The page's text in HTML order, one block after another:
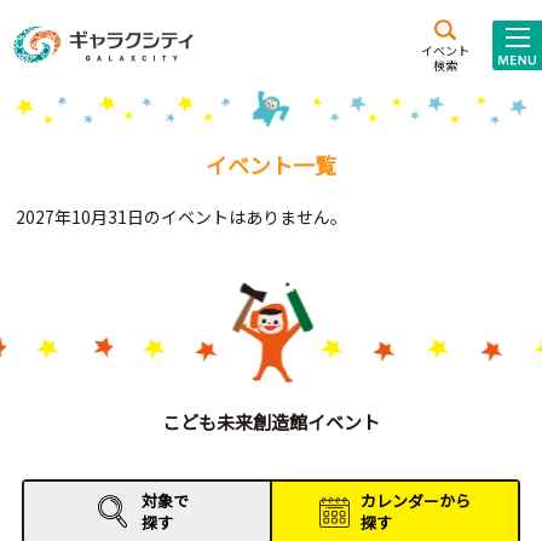
イベント
検索
施設案内
こども
西新井
施設･
Gがくえん
お知らせ
イベントレポート
イベント一覧
2027年10月31日のイベントはありません。
こども未来創造館イベント
対象で
探す
カレンダーから
探す